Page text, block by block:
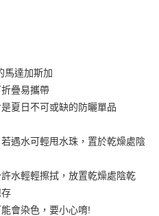
台北富邦商業銀行
兆豐國際商業銀行
台中商業銀行
永豐商業銀行
中國信託商業銀行
彰化商業銀行
台北富邦商業銀行
兆豐國際商業銀行
華泰商業銀行
星展（台灣）商業銀行
馬達加斯加
疊易攜帶
夏日不可或缺的防曬單品
遇水可輕甩水珠，置於乾燥處陰
水輕輕擦拭，放置乾燥處陰乾
會染色，要小心唷!